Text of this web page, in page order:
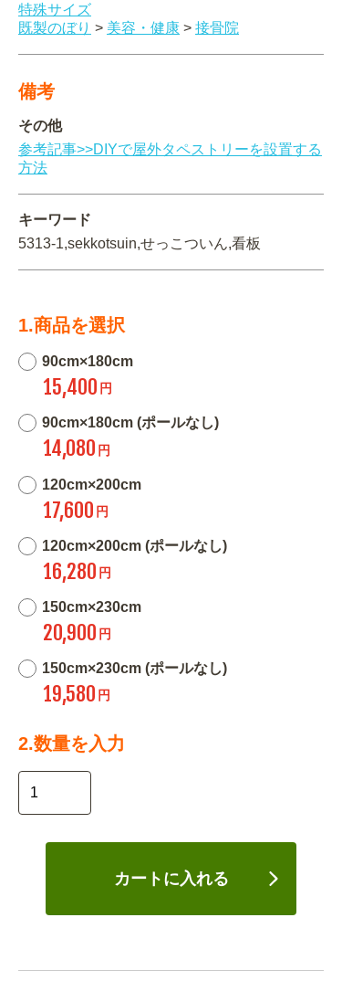
特殊サイズ
既製のぼり > 美容・健康 > 接骨院
備考
その他
参考記事>>DIYで屋外タペストリーを設置する
方法
キーワード
5313-1,sekkotsuin,せっこついん,看板
1.商品を選択
90cm×180cm
15,400 円
90cm×180cm (ポールなし)
14,080 円
120cm×200cm
17,600 円
120cm×200cm (ポールなし)
16,280 円
150cm×230cm
20,900 円
150cm×230cm (ポールなし)
19,580 円
2.数量を入力
カートに入れる